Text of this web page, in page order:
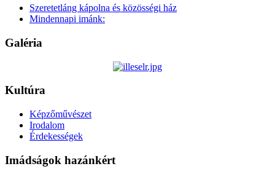
Szeretetláng kápolna és közösségi ház
Mindennapi imánk:
Galéria
Kultúra
Képzőművészet
Irodalom
Érdekességek
Imádságok hazánkért